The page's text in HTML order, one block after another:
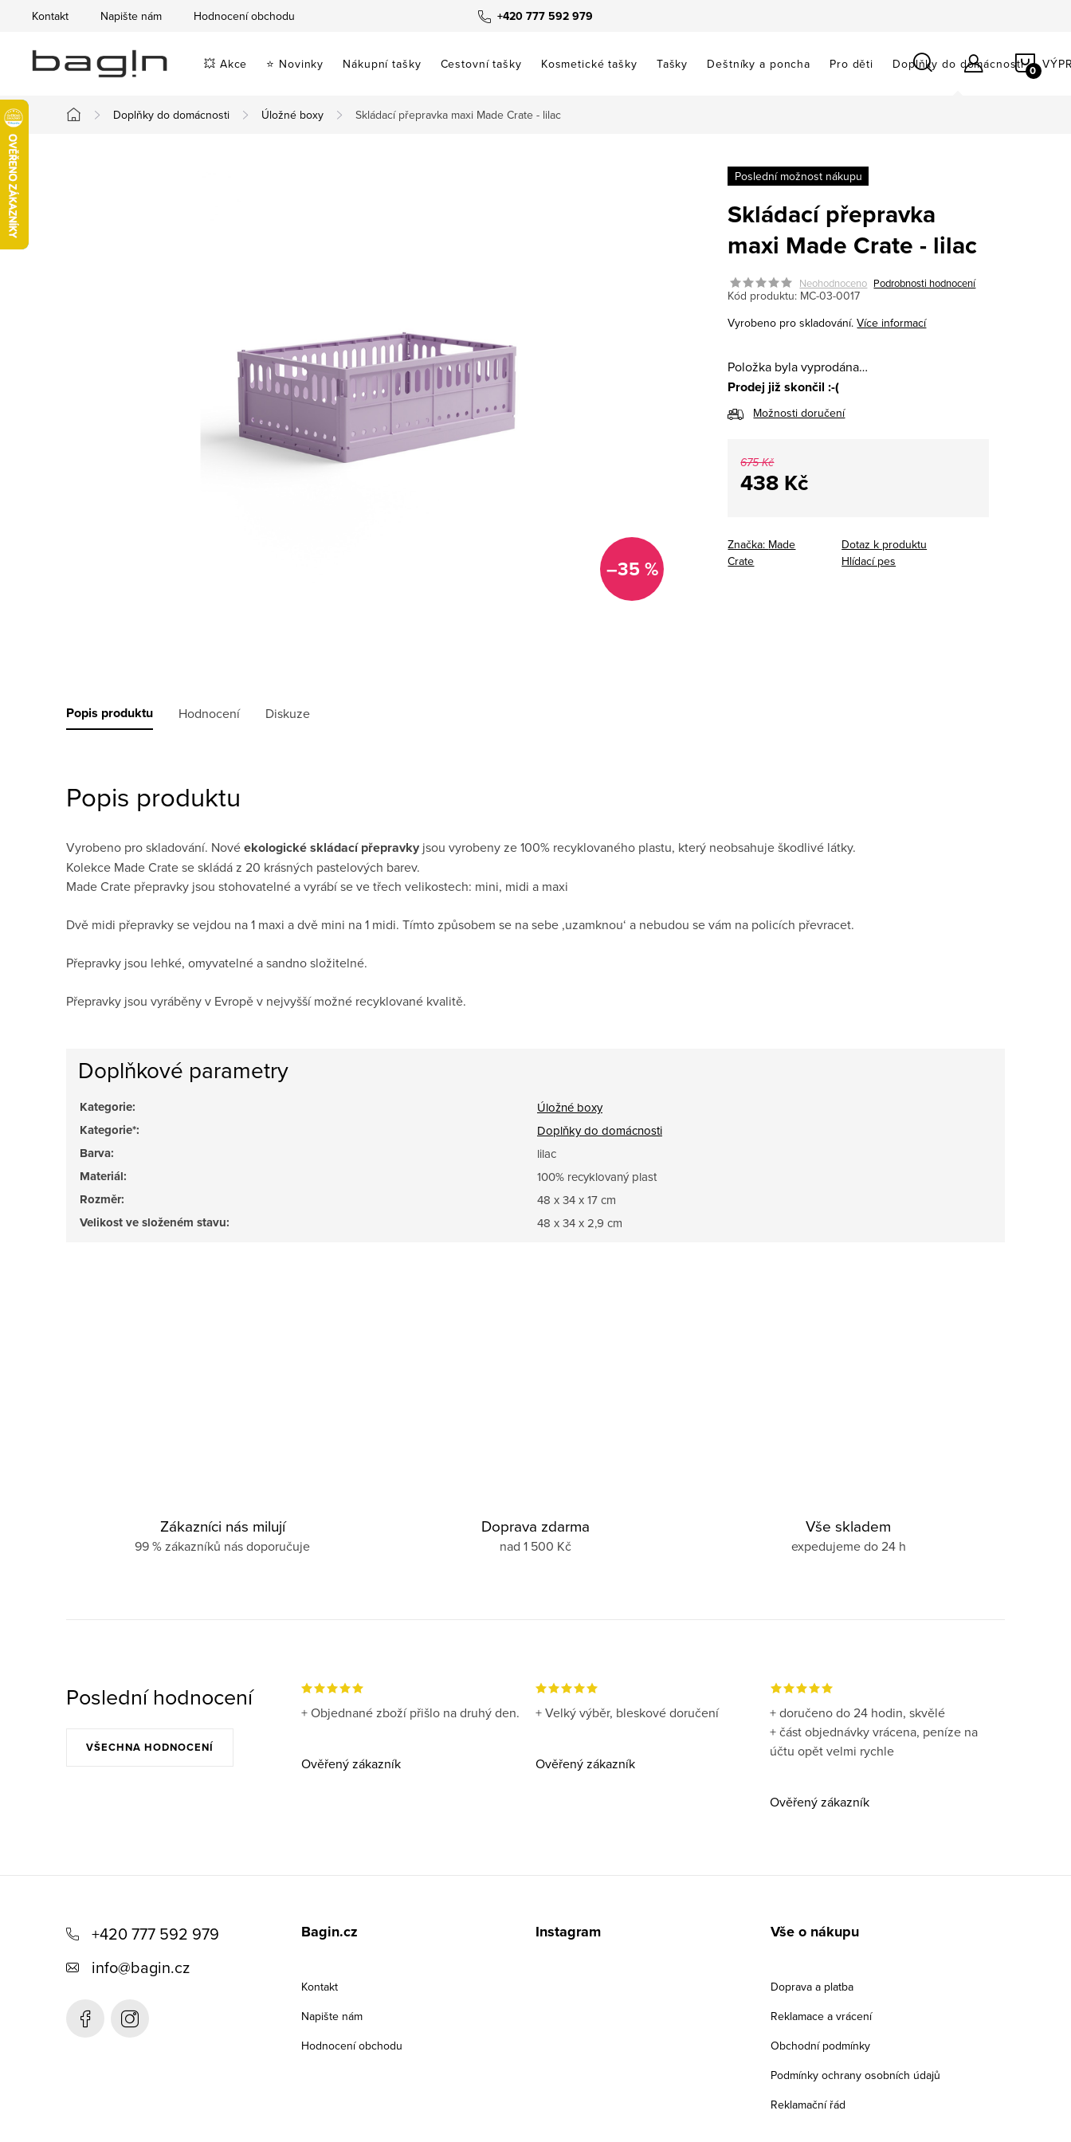
obsah
+420 777 592 979
Kontakt Napište nám Hodnocení obchodu
💥 Akce ⭐ Novinky Nákupní tašky Cestovní tašky Kosmetické tašky Tašky Deštníky a poncha Pro děti Doplňky do domácnosti
Domů
Doplňky do domácnosti Úložné boxy Skládací přepravka maxi Made Crate - lilac
–35 %
Poslední možnost nákupu
Skládací přepravka
maxi Made Crate - lilac
Neohodnoceno Podrobnosti hodnocení
Kód produktu: MC-03-0017
Vyrobeno pro skladování.Více informací
Položka byla vyprodána…
Prodej již skončil :-(
Možnosti doručení
675 Kč
438 Kč
Značka: Made
Crate
Dotaz k produktu
Hlídací pes
Popis produktu Hodnocení Diskuze
Popis produktu
Vyrobeno pro skladování. Novéekologické skládací přepravky jsou vyrobeny ze 100% recyklovaného plastu, který neobsahuje škodlivé látky.
Kolekce Made Crate se skládá z 20 krásných pastelových barev.
Made Crate přepravky jsou stohovatelné a vyrábí se ve třech velikostech: mini, midi a maxi
Dvě midi přepravky se vejdou na 1 maxi a dvě mini na 1 midi. Tímto způsobem se na sebe ‚uzamknou‘ a nebudou se vám na policích převracet.
Přepravky jsou lehké, omyvatelné a sandno složitelné.
Přepravky jsou vyráběny v Evropě v nejvyšší možné recyklované kvalitě.
Doplňkové parametry
Kategorie: Úložné boxy
Kategorie*: Doplňky do domácnosti
Barva: lilac
Materiál: 100% recyklovaný plast
Rozměr: 48 x 34 x 17 cm
Velikost ve složeném stavu: 48 x 34 x 2,9 cm
Zákazníci nás milují
99 % zákazníků nás doporučuje
Doprava zdarma
nad 1 500 Kč
Vše skladem
expedujeme do 24 h
Poslední hodnocení
VŠECHNA HODNOCENÍ
+ Objednané zboží přišlo na druhý den.
Ověřený zákazník
+ Velký výběr, bleskové doručení
Ověřený zákazník
+ doručeno do 24 hodin, skvělé
+ část objednávky vrácena, peníze na
účtu opět velmi rychle
Ověřený zákazník
+420 777 592 979
info@bagin.cz
Bagin.cz
Kontakt
Napište nám
Hodnocení obchodu
Instagram Vše o nákupu
Doprava a platba
Reklamace a vrácení
Obchodní podmínky
Podmínky ochrany osobních údajů
Reklamační řád